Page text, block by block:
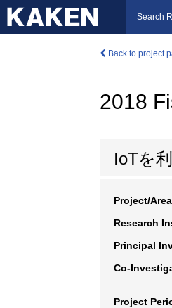
Search
Back to project
2018
IoTを
Project/
Research
Principal
Co-
Project